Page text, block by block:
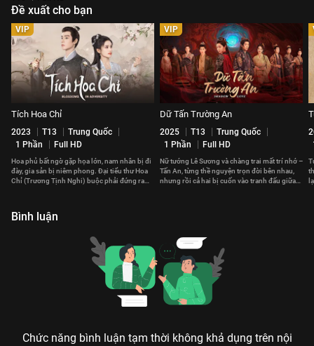
Đề xuất cho bạn
VIP
Tích Hoa Chỉ
2023 T13
Trung Quốc
1 Phần
Full HD
Hoa phủ bất ngờ gặp họa lớn, nam nhân bị đi
đày, gia sản bị niêm phong. Đại tiểu thư Hoa
Chỉ (Trương Tịnh Nghi) buộc phải đứng ra
VIP
Dữ Tấn Trường An
2025 T13
Trung Quốc
1 Phần
Full HD
Nữ tướng Lê Sương và chàng trai mất trí nhớ –
Tấn An, từng thề nguyện trọn đời bên nhau,
nhưng rồi cả hai bị cuốn vào tranh đấu giữa
Bình luận
Chức năng bình luận tạm thời không khả dụng trên nội